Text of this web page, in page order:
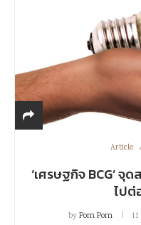
Article
‘เศรษฐกิจ BCG’
ไปต่
byPom Pom